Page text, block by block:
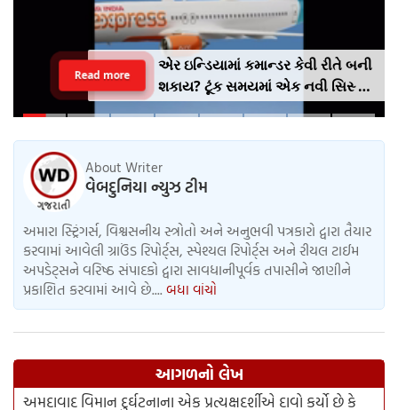
એર ઇન્ડિયામાં કમાન્ડર કેવી રીતે બની
શકાય? ટૂંક સમયમાં એક નવી સિસ્ટમ
લાગુ કરવામાં આવશે, જેમાં AI
Read more
About Writer
વેબદુનિયા ન્યુઝ ટીમ
અમારા સ્ટ્રિંગર્સ, વિશ્વસનીય સ્ત્રોતો અને અનુભવી પત્રકારો દ્વારા તૈયાર
કરવામાં આવેલી ગ્રાઉંડ રિપોર્ટ્સ, સ્પેશ્યલ રિપોર્ટ્સ અને રીયલ ટાઈમ
અપડેટ્સને વરિષ્ઠ સંપાદકો દ્વારા સાવધાનીપૂર્વક તપાસીને જાણીને
પ્રકાશિત કરવામાં આવે છે.... બધા વાંચો
આગળનો લેખ
અમદાવાદ વિમાન દુર્ઘટનાના એક પ્રત્યક્ષદર્શીએ દાવો કર્યો છે કે